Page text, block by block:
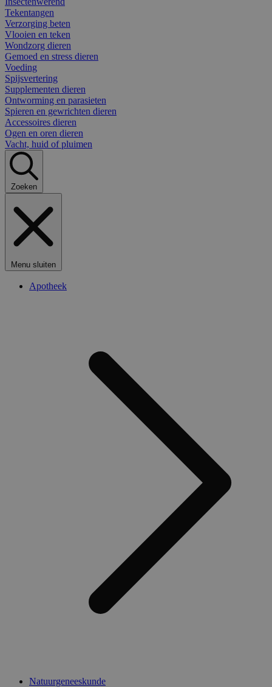
Tekentangen
Verzorging beten
Vlooien en teken
Wondzorg dieren
Gemoed en stress dieren
Voeding
Spijsvertering
Supplementen dieren
Ontworming en parasieten
Spieren en gewrichten dieren
Accessoires dieren
Ogen en oren dieren
Vacht, huid of pluimen
Zoeken
Menu sluiten
Apotheek
Natuurgeneeskunde